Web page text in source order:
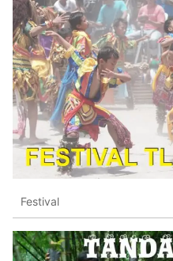
Festival